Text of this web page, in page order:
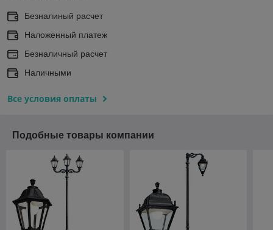
Безналиный расчет
Наложенный платеж
Безналичный расчет
Наличными
Все условия оплаты
Подобные товары компании